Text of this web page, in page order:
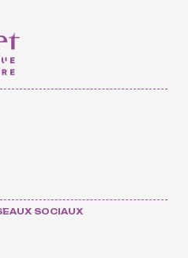
SOCIAUX
événements